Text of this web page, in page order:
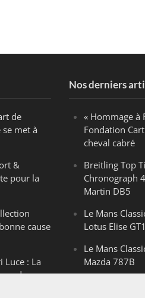
de
met à
&
pour la
cause
Luce : La
de
Nos derniers
« Hommage à
Fondation
cheval cabré
Breitling Top
Chronograph
Martin DB5
Le Mans
Lotus Elise GT1
Le Mans
Mazda 787B